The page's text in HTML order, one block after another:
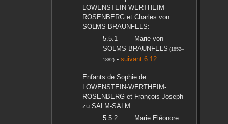
LOWENSTEIN-WERTHEIM-
ROSENBERGet Charles von
SOLMS-BRAUNFELS:
Marievon
SOLMS-BRAUNFELS (1852–
1882)- suivant 6.12
Enfants de Sophiede
LOWENSTEIN-WERTHEIM-
ROSENBERGet François-Joseph
zu SALM-SALM :
Marie Eléonore